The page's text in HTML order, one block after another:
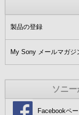
製品の登録
My Sony メールマガジ
ソニ
Facebookペ